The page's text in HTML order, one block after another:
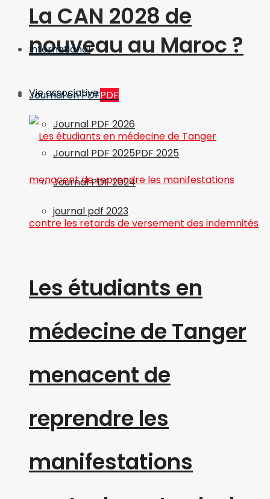
La CAN 2028 de
nouveau au Maroc ?
Journal en PDFPDF
Journal PDF 2026
Journal PDF 2025PDF 2025
Journal PDF 2024
journal pdf 2023
International
Vie associative
Les étudiants en
médecine de Tanger
menacent de
reprendre les
manifestations